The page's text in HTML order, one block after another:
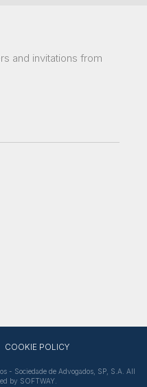
and invitations from
COOKIE POLICY
- Sociedade de Advogados, SP, S.A. All
by SOFTWAY.